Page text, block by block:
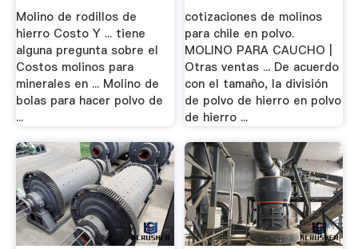
Molino de rodillos de
hierro Costo Y ... tiene
alguna pregunta sobre el
Costos molinos para
minerales en ... Molino de
bolas para hacer polvo de
...
cotizaciones de molinos
para chile en polvo.
MOLINO PARA CAUCHO |
Otras ventas ... De acuerdo
con el tamaño, la división
de polvo de hierro en polvo
de hierro ...